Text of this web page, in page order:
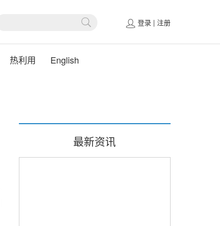
登录 | 注册
热利用 English
最新资讯